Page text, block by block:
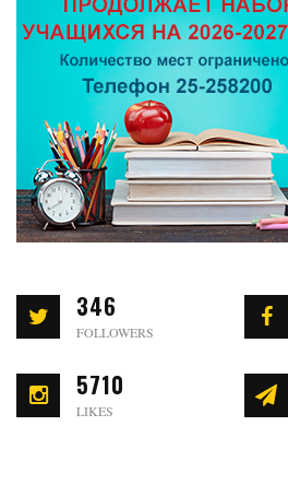
346
FOLLOWERS
5710
LIKES